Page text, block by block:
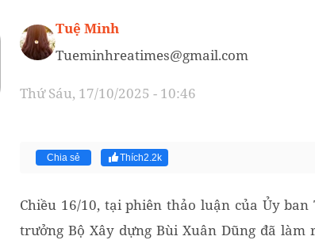
Tuệ Minh
Tueminhreatimes@gmail.com
Thứ Sáu, 17/10/2025 - 10:46
Chia sẻ Thích2.2k
Chiều 16/10, tại phiên thảo luận của Ủy
trưởng Bộ Xây dựng Bùi Xuân Dũng đã